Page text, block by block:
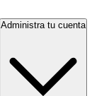
Administra tu cuenta